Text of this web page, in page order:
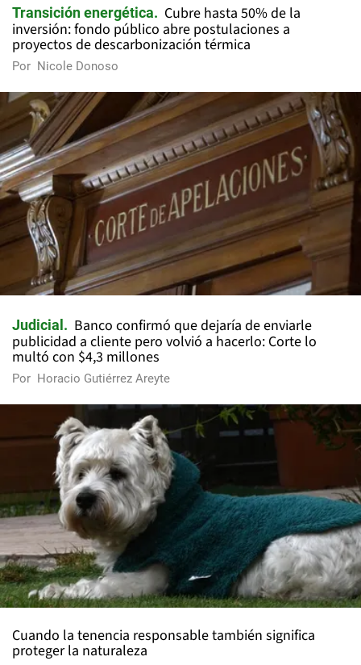
Transición energética
Cubre hasta 50% de la
inversión: fondo público abre postulaciones a
proyectos de descarbonización térmica
Por Nicole Donoso
Judicial
Banco confirmó que dejaría de enviarle
publicidad a cliente pero volvió a hacerlo: Corte lo
multó con $4,3 millones
Por Horacio Gutiérrez Areyte
Cuando la tenencia responsable también significa
proteger la naturaleza